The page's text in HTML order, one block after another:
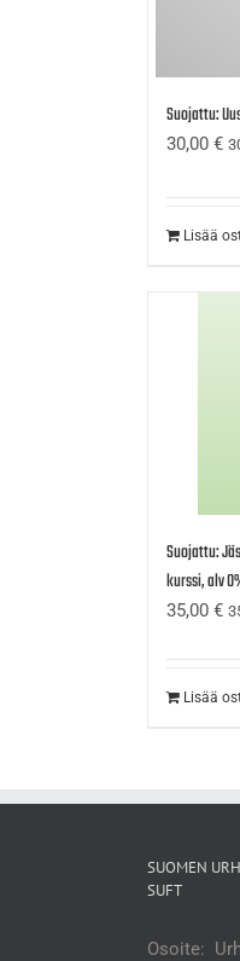
Suojattu:
30,00 €
Lisää
Suojattu:
kurssi, alv
35,00 €
Lisää
SUOMEN
SUFT
Osoite: